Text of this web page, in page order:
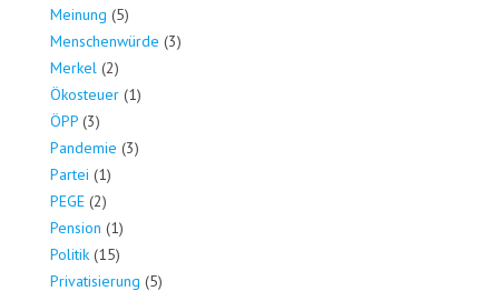
Meinung (5)
Menschenwürde (3)
Merkel (2)
Ökosteuer (1)
ÖPP (3)
Pandemie (3)
Partei (1)
PEGE (2)
Pension (1)
Politik (15)
Privatisierung (5)